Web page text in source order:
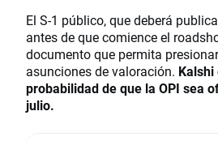
El S-1 público, que deberá
antes de que comience el
documento que permita
asunciones de valoración. Kalshi
probabilidad de que la OPI sea
julio.